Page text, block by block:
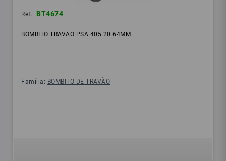
Ref.: BT4674
BOMBITO TRAVAO PSA 405 20 64MM
Família: BOMBITO DE TRAVÃO